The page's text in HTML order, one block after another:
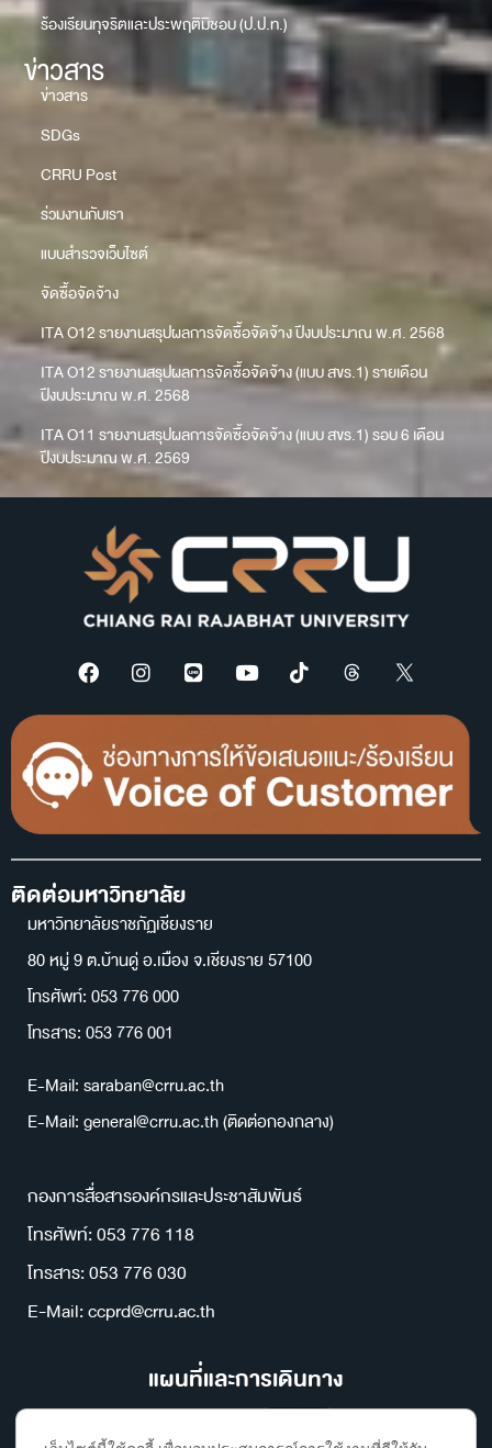
ร้องเรียนทุจริตและประพฤติมิชอบ (ป.ป.ท.)
ข่าวสาร
ข่าวสาร
SDGs
CRRU Post
ร่วมงานกับเรา
แบบสำรวจเว็บไซต์
จัดซื้อจัดจ้าง
ITA O12 รายงานสรุปผลการจัดซื้อจัดจ้าง ปีงบประมาณ พ.ศ. 2568
ITA O12 รายงานสรุปผลการจัดซื้อจัดจ้าง (แบบ สขร.1) รายเดือน
ปีงบประมาณ พ.ศ. 2568
ITA O11 รายงานสรุปผลการจัดซื้อจัดจ้าง (แบบ สขร.1) รอบ 6 เดือน
ปีงบประมาณ พ.ศ. 2569
ติดต่อมหาวิทยาลัย
มหาวิทยาลัยราชภัฏเชียงราย
80 หมู่ 9 ต.บ้านดู่ อ.เมือง จ.เชียงราย 57100
โทรศัพท์: 053 776 000
โทรสาร: 053 776 001
E-Mail: saraban@crru.ac.th
E-Mail: general@crru.ac.th (ติดต่อกองกลาง)
กองการสื่อสารองค์กรและประชาสัมพันธ์
โทรศัพท์: 053 776 118
โทรสาร: 053 776 030
E-Mail: ccprd@crru.ac.th
แผนที่และการเดินทาง